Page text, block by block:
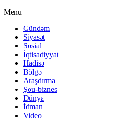
Menu
Gündəm
Siyasət
Sosial
İqtisadiyyat
Hadisə
Bölgə
Araşdırma
Şou-biznes
Dünya
İdman
Video